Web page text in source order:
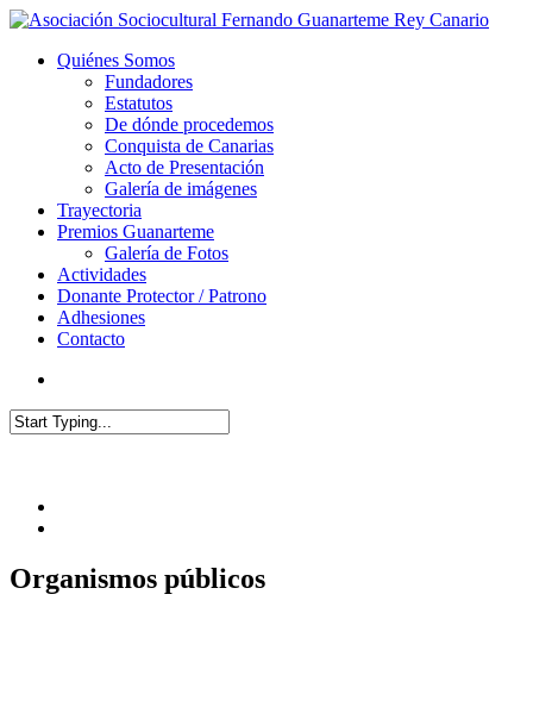
Quiénes Somos
Fundadores
Estatutos
De dónde procedemos
Conquista de Canarias
Acto de Presentación
Galería de imágenes
Trayectoria
Premios Guanarteme
Galería de Fotos
Actividades
Donante Protector / Patrono
Adhesiones
Contacto
Organismos públicos